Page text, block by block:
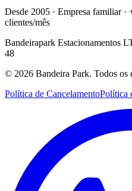
Desde 2005 · Empresa familiar ·
clientes/mês
Bandeirapark Estacionamentos
48
© 2026 Bandeira Park. Todos os
Política de CancelamentoPolítica